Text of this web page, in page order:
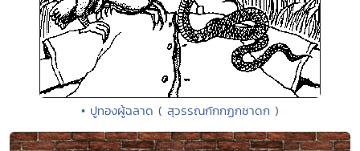
• ปูทองผู้ฉลาด ( สุวรรณกักกฏกชาดก )